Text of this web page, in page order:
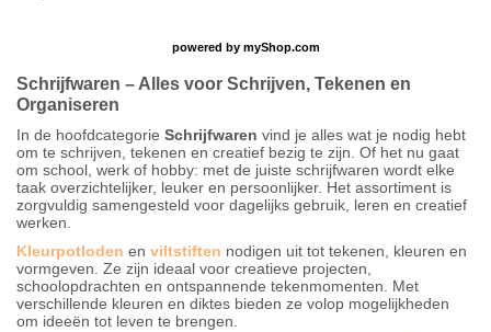
powered by myShop.com
Schrijfwaren – Alles voor Schrijven, Tekenen en
Organiseren
In de hoofdcategorie Schrijfwaren vind je alles wat je nodig hebt
om te schrijven, tekenen en creatief bezig te zijn. Of het nu gaat
om school, werk of hobby: met de juiste schrijfwaren wordt elke
taak overzichtelijker, leuker en persoonlijker. Het assortiment is
zorgvuldig samengesteld voor dagelijks gebruik, leren en creatief
werken.
Kleurpotloden en viltstiften nodigen uit tot tekenen, kleuren en
vormgeven. Ze zijn ideaal voor creatieve projecten,
schoolopdrachten en ontspannende tekenmomenten. Met
verschillende kleuren en diktes bieden ze volop mogelijkheden
om ideeën tot leven te brengen.